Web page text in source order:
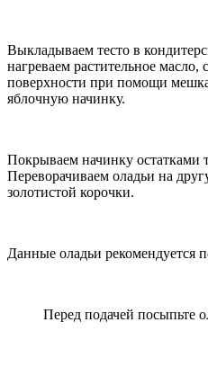
Выкладываем тесто в
нагреваем растительное масло,
поверхности при помощи
яблочную начинку.
Покрываем начинку остатками
Переворачиваем оладьи на
золотистой корочки.
Данные оладьи рекомендуется
Перед подачей посыпьте